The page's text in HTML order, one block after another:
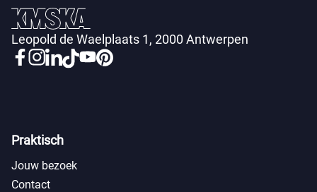
Leopold de Waelplaats 1, 2000 Antwerpen
Praktisch
Jouw bezoek
Contact